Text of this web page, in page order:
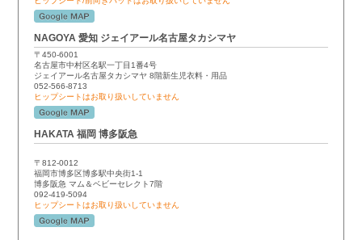
NAGOYA 愛知 ジェイアール名古屋タカシマヤ
〒450-6001
名古屋市中村区名駅一丁目1番4号
ジェイアール名古屋タカシマヤ 8階新生児衣料・用品
052-566-8713
ヒップシートはお取り扱いしていません
HAKATA 福岡 博多阪急
〒812-0012
福岡市博多区博多駅中央街1-1
博多阪急 マム＆ベビーセレクト7階
092-419-5094
ヒップシートはお取り扱いしていません